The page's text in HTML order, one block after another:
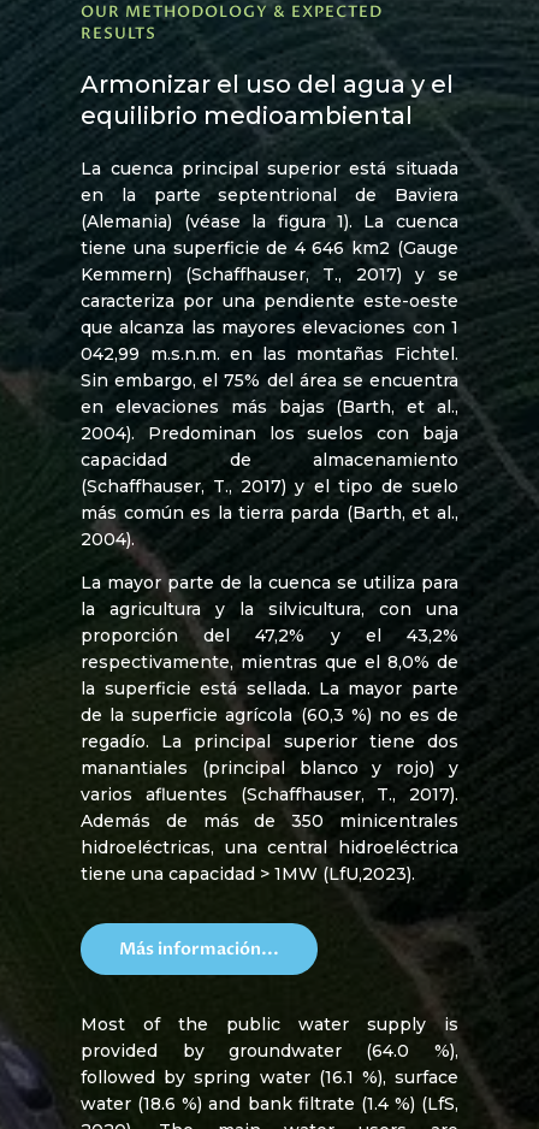
OUR METHODOLOGY & EXPECTED
RESULTS
Armonizar el uso del agua y el
equilibrio medioambiental
La cuenca principal superior está situada
en la parte septentrional de Baviera
(Alemania) (véase la figura 1). La cuenca
tiene una superficie de 4 646 km2 (Gauge
Kemmern) (Schaffhauser, T., 2017) y se
caracteriza por una pendiente este-oeste
que alcanza las mayores elevaciones con 1
042,99 m.s.n.m. en las montañas Fichtel.
Sin embargo, el 75% del área se encuentra
en elevaciones más bajas (Barth, et al.,
2004). Predominan los suelos con baja
capacidad de almacenamiento
(Schaffhauser, T., 2017) y el tipo de suelo
más común es la tierra parda (Barth, et al.,
2004).
La mayor parte de la cuenca se utiliza para
la agricultura y la silvicultura, con una
proporción del 47,2% y el 43,2%
respectivamente, mientras que el 8,0% de
la superficie está sellada. La mayor parte
de la superficie agrícola (60,3 %) no es de
regadío. La principal superior tiene dos
manantiales (principal blanco y rojo) y
varios afluentes (Schaffhauser, T., 2017).
Además de más de 350 minicentrales
hidroeléctricas, una central hidroeléctrica
tiene una capacidad > 1MW (LfU,2023).
Más información...
Most of the public water supply is
provided by groundwater (64.0 %),
followed by spring water (16.1 %), surface
water (18.6 %) and bank filtrate (1.4 %) (LfS,